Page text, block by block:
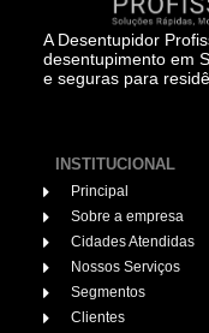
A Desentupidor
desentupimento em
e seguras para
INSTITUCIONAL
Principal
Sobre a empresa
Cidades Atendidas
Nossos Serviços
Segmentos
Clientes